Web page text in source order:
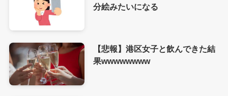
分絵みたいになる
【悲報】港区女子と飲んできた結
果wwwwwwww